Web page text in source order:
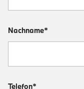
Nachname*
Telefon*